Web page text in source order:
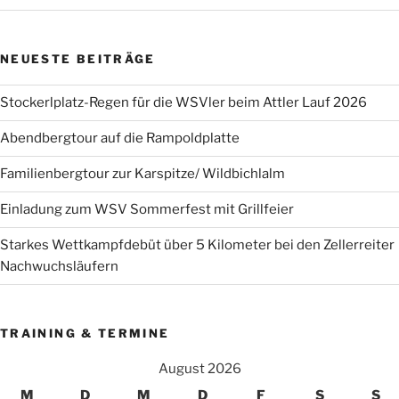
NEUESTE BEITRÄGE
Stockerlplatz-Regen für die WSVler beim Attler Lauf 2026
Abendbergtour auf die Rampoldplatte
Familienbergtour zur Karspitze/ Wildbichlalm
Einladung zum WSV Sommerfest mit Grillfeier
Starkes Wettkampfdebüt über 5 Kilometer bei den Zellerreiter
Nachwuchsläufern
TRAINING & TERMINE
August 2026
M
D M D F S S